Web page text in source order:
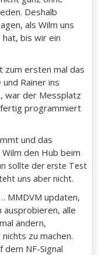
Deshalb
als Wilm uns
bis wir ein
zum ersten mal das
Rainer ins
war der Messplatz
programmiert
und das
den Hub beim
sollte der erste Test
uns aber nicht.
MMDVM updaten,
ausprobieren, alle
ändern,
zu machen.
dem NF-Signal